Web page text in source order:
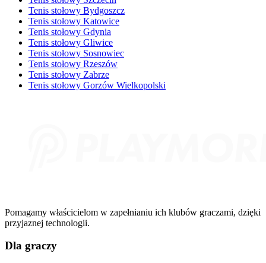
Tenis stołowy Bydgoszcz
Tenis stołowy Katowice
Tenis stołowy Gdynia
Tenis stołowy Gliwice
Tenis stołowy Sosnowiec
Tenis stołowy Rzeszów
Tenis stołowy Zabrze
Tenis stołowy Gorzów Wielkopolski
Pomagamy właścicielom w zapełnianiu ich klubów graczami, dzięki
przyjaznej technologii.
Dla graczy